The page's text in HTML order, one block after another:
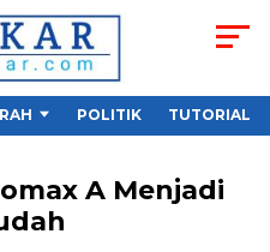
POLITIK TUTORIAL
A Menjadi